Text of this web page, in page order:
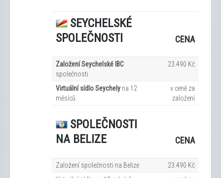
SEYCHELSKÉ
SPOLEČNOSTI
CENA
Založení Seychelské IBC
společnosti
23.490 Kč
Virtuální sídlo Seychely na 12
měsíců
v ceně za
založení
SPOLEČNOSTI
NA BELIZE
CENA
Založení společnosti na Belize
23.490 Kč